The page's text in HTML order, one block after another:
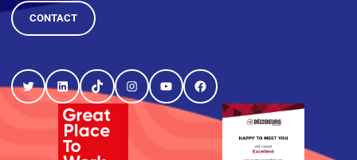
CONTACT
TwitterLinkedInTikTokInstagram
YouTubeFacebook